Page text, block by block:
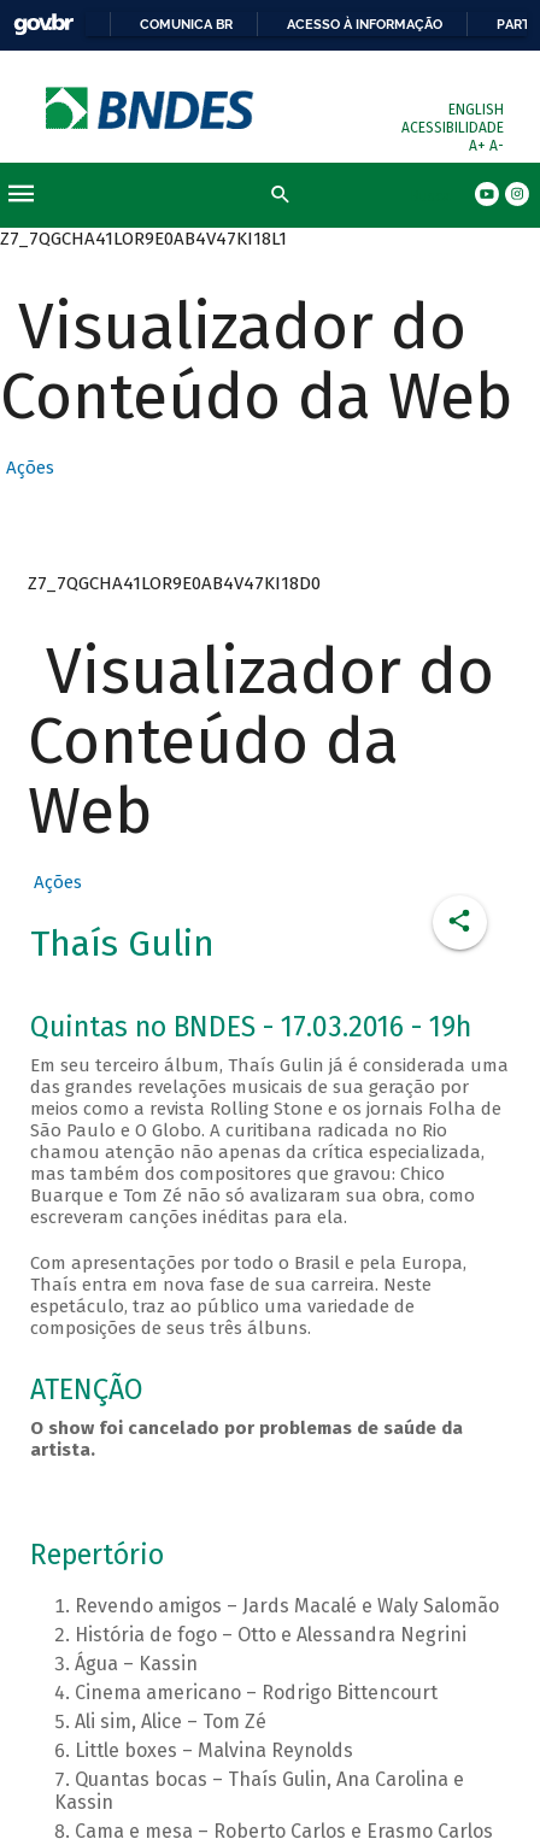
COMUNICA BR ACESSO À INFORMAÇÃO
ENGLISH
ACESSIBILIDADE
A+ A-
Z7_7QGCHA41LOR9E0AB4V47KI18L1
Visualizador do
Conteúdo da Web
Ações
Z7_7QGCHA41LOR9E0AB4V47KI18D0
Visualizador do
Conteúdo da
Web
Ações
Thaís Gulin
Quintas no BNDES - 17.03.2016 - 19h
Em seu terceiro álbum, Thaís Gulin já é considerada uma
das grandes revelações musicais de sua geração por
meios como a revista Rolling Stone e os jornais Folha de
São Paulo e O Globo. A curitibana radicada no Rio
chamou atenção não apenas da crítica especializada,
mas também dos compositores que gravou: Chico
Buarque e Tom Zé não só avalizaram sua obra, como
escreveram canções inéditas para ela.
Com apresentações por todo o Brasil e pela Europa,
Thaís entra em nova fase de sua carreira. Neste
espetáculo, traz ao público uma variedade de
composições de seus três álbuns.
ATENÇÃO
O show foi cancelado por problemas de saúde da
artista.
Repertório
Revendo amigos – Jards Macalé e Waly Salomão
História de fogo – Otto e Alessandra Negrini
Água – Kassin
Cinema americano – Rodrigo Bittencourt
Ali sim, Alice – Tom Zé
Little boxes – Malvina Reynolds
Quantas bocas – Thaís Gulin, Ana Carolina e
Kassin
Cama e mesa – Roberto Carlos e Erasmo Carlos